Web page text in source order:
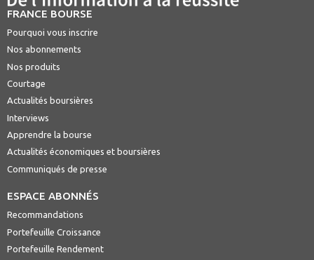
FRANCE BOURSE
Pourquoi vous inscrire
Nos abonnements
Nos produits
Courtage
Actualités boursières
Interviews
Apprendre la bourse
Actualités économiques et boursières
Communiqués de presse
ESPACE ABONNÉS
Recommandations
Portefeuille Croissance
Portefeuille Rendement